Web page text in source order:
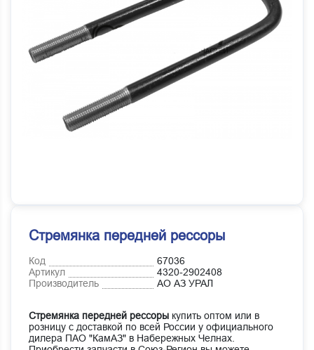
Стремянка передней рессоры
Код
67036
Артикул
4320-2902408
Производитель
АО АЗ УРАЛ
Стремянка передней рессоры купить оптом или в
розницу с доставкой по всей России у официального
дилера ПАО "КамАЗ" в Набережных Челнах.